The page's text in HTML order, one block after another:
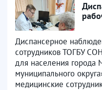
Диспансерное
сотрудников ТОГБУ
для населения
муниципального
медицинские